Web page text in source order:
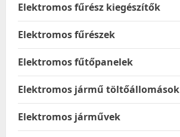
Elektromos fűrész kiegészítők
Elektromos fűrészek
Elektromos fűtőpanelek
Elektromos jármű töltőállomások
Elektromos járművek